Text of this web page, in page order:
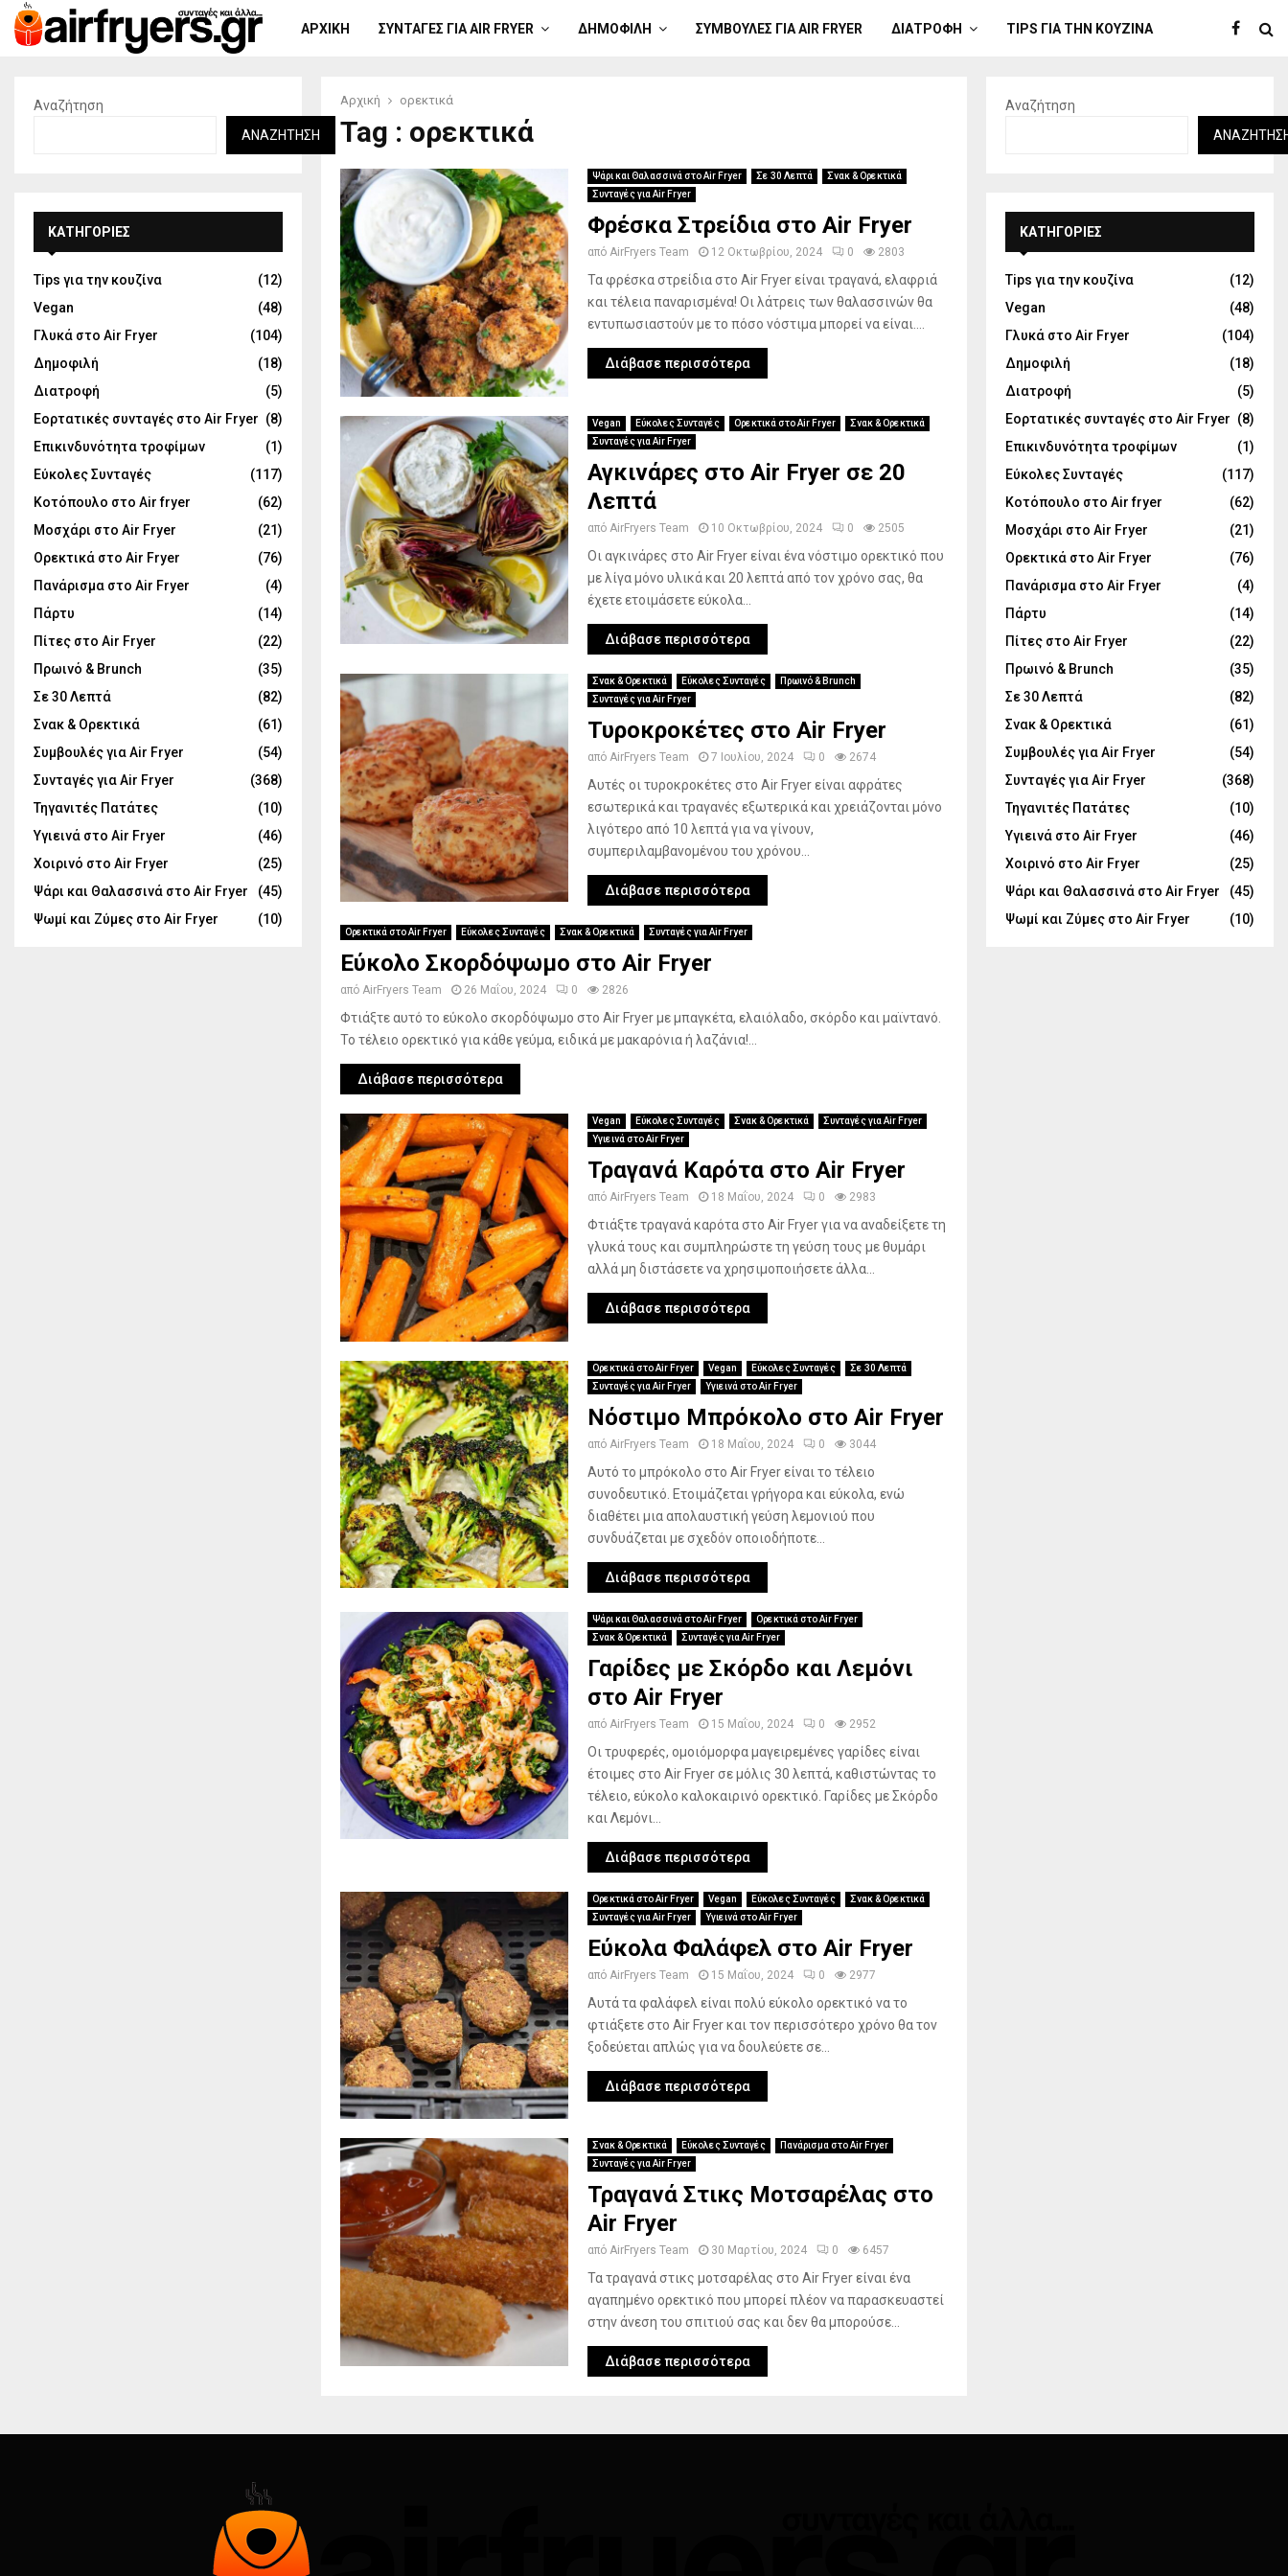
ΑΡΧΙΚΉ ΣΥΝΤΑΓΈΣ ΓΙΑ AIR FRYER ΔΗΜΟΦΙΛΉ ΣΥΜΒΟΥΛΈΣ ΓΙΑ AIR FRYER ΔΙΑΤΡΟΦΉ TIPS ΓΙΑ ΤΗΝ ΚΟΥΖΊΝΑ
Αρχική ορεκτικά
Tag : ορεκτικά
Ψάρι και Θαλασσινά στο Air Fryer Σε 30 Λεπτά
Σνακ & Ορεκτικά
Συνταγές για Air Fryer
Φρέσκα Στρείδια στο Air Fryer
από AirFryers Team 12 Οκτωβρίου, 2024 0 2803
Τα φρέσκα στρείδια στο Air Fryer είναι τραγανά, ελαφριά
και τέλεια παναρισμένα! Οι λάτρεις των θαλασσινών θα
εντυπωσιαστούν με το πόσο νόστιμα μπορεί να είναι....
Διάβασε περισσότερα
Vegan Εύκολες Συνταγές Ορεκτικά στο Air Fryer
Σνακ & Ορεκτικά
Συνταγές για Air Fryer
Αγκινάρες στο Air Fryer σε 20
Λεπτά
από AirFryers Team 10 Οκτωβρίου, 2024 0 2505
Οι αγκινάρες στο Air Fryer είναι ένα νόστιμο ορεκτικό που
με λίγα μόνο υλικά και 20 λεπτά από τον χρόνο σας, θα
έχετε ετοιμάσετε εύκολα...
Διάβασε περισσότερα
Σνακ & Ορεκτικά Εύκολες Συνταγές
Πρωινό & Brunch
Συνταγές για Air Fryer
Τυροκροκέτες στο Air Fryer
από AirFryers Team 7 Ιουλίου, 2024 0 2674
Αυτές οι τυροκροκέτες στο Air Fryer είναι αφράτες
εσωτερικά και τραγανές εξωτερικά και χρειάζονται μόνο
λιγότερο από 10 λεπτά για να γίνουν,
συμπεριλαμβανομένου του χρόνου...
Διάβασε περισσότερα
Ορεκτικά στο Air Fryer Εύκολες Συνταγές Σνακ & Ορεκτικά Συνταγές για Air Fryer
Εύκολο Σκορδόψωμο στο Air Fryer
από AirFryers Team 26 Μαΐου, 2024 0 2826
Φτιάξτε αυτό το εύκολο σκορδόψωμο στο Air Fryer με μπαγκέτα, ελαιόλαδο, σκόρδο και μαϊντανό.
Το τέλειο ορεκτικό για κάθε γεύμα, ειδικά με μακαρόνια ή λαζάνια!...
Διάβασε περισσότερα
Vegan Εύκολες Συνταγές Σνακ & Ορεκτικά
Συνταγές για Air Fryer
Υγιεινά στο Air Fryer
Τραγανά Καρότα στο Air Fryer
από AirFryers Team 18 Μαΐου, 2024 0 2983
Φτιάξτε τραγανά καρότα στο Air Fryer για να αναδείξετε τη
γλυκά τους και συμπληρώστε τη γεύση τους με θυμάρι
αλλά μη διστάσετε να χρησιμοποιήσετε άλλα...
Διάβασε περισσότερα
Ορεκτικά στο Air Fryer Vegan Εύκολες Συνταγές
Σε 30 Λεπτά
Συνταγές για Air Fryer
Υγιεινά στο Air Fryer
Νόστιμο Μπρόκολο στο Air Fryer
από AirFryers Team 18 Μαΐου, 2024 0 3044
Αυτό το μπρόκολο στο Air Fryer είναι το τέλειο
συνοδευτικό. Ετοιμάζεται γρήγορα και εύκολα, ενώ
διαθέτει μια απολαυστική γεύση λεμονιού που
συνδυάζεται με σχεδόν οποιοδήποτε...
Διάβασε περισσότερα
Ψάρι και Θαλασσινά στο Air Fryer
Ορεκτικά στο Air Fryer
Σνακ & Ορεκτικά
Συνταγές για Air Fryer
Γαρίδες με Σκόρδο και Λεμόνι
στο Air Fryer
από AirFryers Team 15 Μαΐου, 2024 0 2952
Οι τρυφερές, ομοιόμορφα μαγειρεμένες γαρίδες είναι
έτοιμες στο Air Fryer σε μόλις 30 λεπτά, καθιστώντας το
τέλειο, εύκολο καλοκαιρινό ορεκτικό. Γαρίδες με Σκόρδο
και Λεμόνι...
Διάβασε περισσότερα
Ορεκτικά στο Air Fryer Vegan Εύκολες Συνταγές
Σνακ & Ορεκτικά
Συνταγές για Air Fryer
Υγιεινά στο Air Fryer
Εύκολα Φαλάφελ στο Air Fryer
από AirFryers Team 15 Μαΐου, 2024 0 2977
Αυτά τα φαλάφελ είναι πολύ εύκολο ορεκτικό να το
φτιάξετε στο Air Fryer και τον περισσότερο χρόνο θα τον
ξοδεύεται απλώς για να δουλεύετε σε...
Διάβασε περισσότερα
Σνακ & Ορεκτικά Εύκολες Συνταγές
Πανάρισμα στο Air Fryer
Συνταγές για Air Fryer
Τραγανά Στικς Μοτσαρέλας στο
Air Fryer
από AirFryers Team 30 Μαρτίου, 2024 0 6457
Τα τραγανά στικς μοτσαρέλας στο Air Fryer είναι ένα
αγαπημένο ορεκτικό που μπορεί πλέον να παρασκευαστεί
στην άνεση του σπιτιού σας και δεν θα μπορούσε...
Διάβασε περισσότερα
Αναζήτηση
ΑΝΑΖΉΤΗΣΗ
KΑΤΗΓΟΡΊΕΣ
Tips για την κουζίνα
(12)
Vegan
(48)
Γλυκά στο Air Fryer
(104)
Δημοφιλή
(18)
Διατροφή
(5)
Εορτατικές συνταγές στο Air Fryer (8)
Επικινδυνότητα τροφίμων
(1)
Εύκολες Συνταγές
(117)
Κοτόπουλο στο Air fryer
(62)
Μοσχάρι στο Air Fryer
(21)
Ορεκτικά στο Air Fryer
(76)
Πανάρισμα στο Air Fryer
(4)
Πάρτυ
(14)
Πίτες στο Air Fryer
(22)
Πρωινό & Brunch
(35)
Σε 30 Λεπτά
(82)
Σνακ & Ορεκτικά
(61)
Συμβουλές για Air Fryer
(54)
Συνταγές για Air Fryer
(368)
Τηγανιτές Πατάτες
(10)
Υγιεινά στο Air Fryer
(46)
Χοιρινό στο Air Fryer
(25)
Ψάρι και Θαλασσινά στο Air Fryer
(45)
Ψωμί και Ζύμες στο Air Fryer
(10)
Αναζήτηση
KΑΤΗΓΟΡΊΕΣ
Tips για την κουζίνα
(12)
Vegan
(48)
Γλυκά στο Air Fryer
(104)
Δημοφιλή
(18)
Διατροφή
(5)
Εορτατικές συνταγές στο Air Fryer (8)
Επικινδυνότητα τροφίμων
(1)
Εύκολες Συνταγές
(117)
Κοτόπουλο στο Air fryer
(62)
Μοσχάρι στο Air Fryer
(21)
Ορεκτικά στο Air Fryer
(76)
Πανάρισμα στο Air Fryer
(4)
Πάρτυ
(14)
Πίτες στο Air Fryer
(22)
Πρωινό & Brunch
(35)
Σε 30 Λεπτά
(82)
Σνακ & Ορεκτικά
(61)
Συμβουλές για Air Fryer
(54)
Συνταγές για Air Fryer
(368)
Τηγανιτές Πατάτες
(10)
Υγιεινά στο Air Fryer
(46)
Χοιρινό στο Air Fryer
(25)
Ψάρι και Θαλασσινά στο Air Fryer
(45)
Ψωμί και Ζύμες στο Air Fryer
(10)